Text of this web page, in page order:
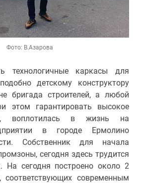
Фото: В.Азарова
технологичные каркасы для
детскому конструктору
бригада строителей, а любой
этом гарантировать высокое
воплотилась в жизнь на
в городе Ермолино
Собственник для начала
сегодня здесь трудится
На сегодня построено около 2
современным